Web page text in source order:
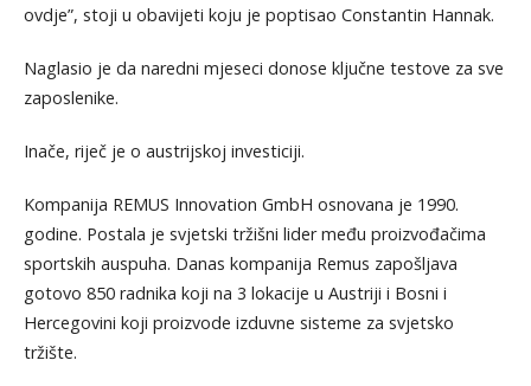
ovdje”, stoji u obavijeti koju je poptisao Constantin Hannak.
Naglasio je da naredni mjeseci donose ključne testove za sve
zaposlenike.
Inače, riječ je o austrijskoj investiciji.
Kompanija REMUS Innovation GmbH osnovana je 1990.
godine. Postala je svjetski tržišni lider među proizvođačima
sportskih auspuha. Danas kompanija Remus zapošljava
gotovo 850 radnika koji na 3 lokacije u Austriji i Bosni i
Hercegovini koji proizvode izduvne sisteme za svjetsko
tržište.